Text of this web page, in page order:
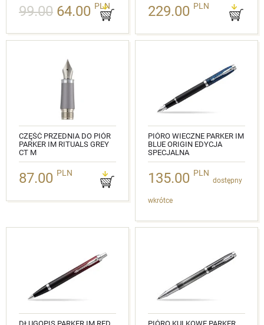
99.00 64.00 PLN 229.00 PLN
CZĘŚĆ PRZEDNIA DO PIÓR
PARKER IM RITUALS GREY
CT M
87.00 PLN
PIÓRO WIECZNE PARKER IM
BLUE ORIGIN EDYCJA
SPECJALNA
135.00 PLN
dostępny
wkrótce